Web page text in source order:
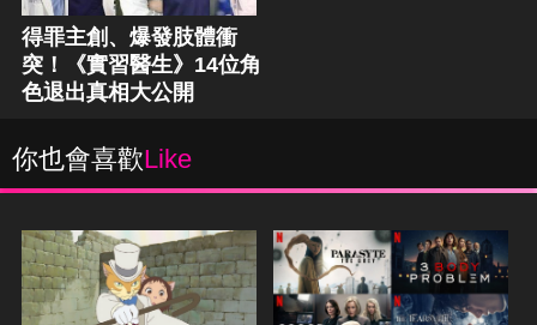
得罪主創、爆發肢體衝
突！《實習醫生》14位角
色退出真相大公開
你也會喜歡Like